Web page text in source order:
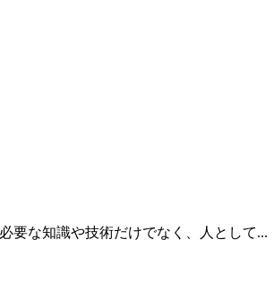
要な知識や技術だけでなく、人として...